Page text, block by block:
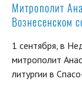
Митрополит
Вознесенском
1 сентября, в
митрополит
литургии в